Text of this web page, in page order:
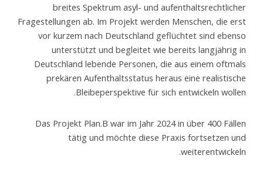
breites Spektrum asyl- und aufenthaltsrechtlicher
Fragestellungen ab. Im Projekt werden Menschen, die erst
vor kurzem nach Deutschland geflüchtet sind ebenso
unterstützt und begleitet wie bereits langjährig in
Deutschland lebende Personen, die aus einem oftmals
prekären Aufenthaltsstatus heraus eine realistische
Bleibeperspektive für sich entwickeln wollen.
Das Projekt Plan.B war im Jahr 2024 in über 400 Fällen
tätig und möchte diese Praxis fortsetzen und
weiterentwickeln.